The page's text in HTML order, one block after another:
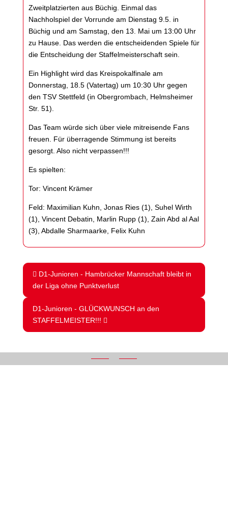
Zweitplatzierten aus Büchig. Einmal das
Nachholspiel der Vorrunde am Dienstag 9.5. in
Büchig und am Samstag, den 13. Mai um 13:00 Uhr
zu Hause. Das werden die entscheidenden Spiele für
die Entscheidung der Staffelmeisterschaft sein.
Ein Highlight wird das Kreispokalfinale am
Donnerstag, 18.5 (Vatertag) um 10:30 Uhr gegen
den TSV Stettfeld (in Obergrombach, Helmsheimer
Str. 51).
Das Team würde sich über viele mitreisende Fans
freuen. Für überragende Stimmung ist bereits
gesorgt. Also nicht verpassen!!!
Es spielten:
Tor: Vincent Krämer
Feld: Maximilian Kuhn, Jonas Ries (1), Suhel Wirth
(1), Vincent Debatin, Marlin Rupp (1), Zain Abd al Aal
(3), Abdalle Sharmaarke, Felix Kuhn
D1-Junioren - Hambrücker Mannschaft bleibt in
der Liga ohne Punktverlust
D1-Junioren - GLÜCKWUNSCH an den
STAFFELMEISTER!!!